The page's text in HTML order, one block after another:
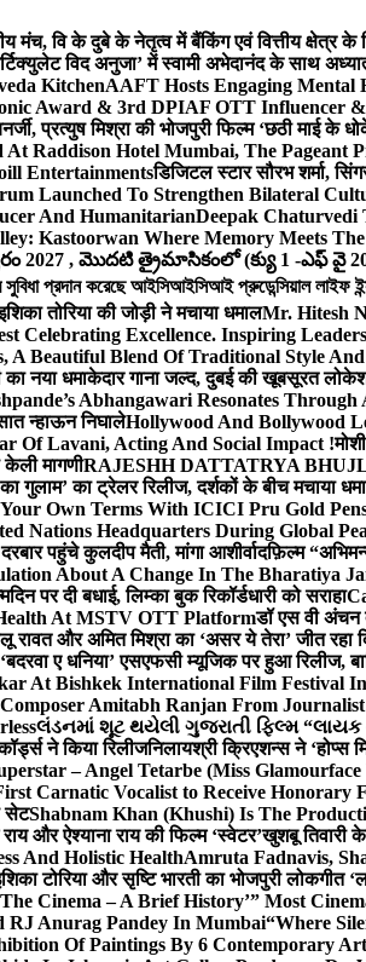
मंच, वि के दुबे के नेतृत्व में बैंकिंग एवं वित्तीय क्षेत्र
विद अनुजा’ में स्वामी अभेदानंद के साथ
KitchenAAFT Hosts Engaging
Award & 3rd DPIAF OTT Influencer
प्रत्युष मिश्रा की भोजपुरी फिल्म ‘छठी माई के
Raddison Hotel Mumbai, The Pageant
Entertainmentsडिजिटल स्टार सौरभ शर्मा,
Launched To Strengthen Bilateral
And HumanitarianDeepak Chaturvedi
Kastoorwan Where Memory Meets
2027 , మొదటి త్రైమాసికంలో (క్యు 1 -ఎఫ్ వై
প্রদান করেছে আইসিআইসিআই প্রুডেন্সিয়াল লাইফ
तोरिया की जोड़ी ने मचाया धमालMr. Hitesh
Celebrating Excellence. Inspiring
A Beautiful Blend Of Traditional Style
का नया धमाकेदार गाना जल्द, दुबई की खूबसूरत
Abhangawari Resonates
न्हाऊन निघालेHollywood And Bollywood
Of Lavani, Acting And Social Impact !
मागणीRAJESHH DATTATRYA
गुलाम’ का ट्रेलर रिलीज, दर्शकों के बीच मचाया
Own Terms With ICICI Pru Gold
Nations Headquarters During Global
पहुंचे कुलदीप मैती, मांगा आशीर्वादफ़िल्म
About A Change In The Bharatiya
पर दी बधाई, लिम्का बुक रिकॉर्डधारी को सराहा
At MSTV OTT Platformडॉ एस वी अंचन
रावत और अमित मिश्रा का ‘असर ये तेरा’ जीत रहा
‘बदरवा ए धनिया’ एसएफसी म्यूजिक पर हुआ
At Bishkek International Film Festival
Amitabh Ranjan From
લંડનમાં શૂટ થયેલી ગુજરાતી ફિલ્મ
ने किया रिलीजनिलायश्री क्रिएशन्स ने ‘होप्स
– Angel Tetarbe (Miss
Carnatic Vocalist to Receive
सेटShabnam Khan (Khushi) Is The
और ऐश्याना राय की फिल्म ‘स्वेटर’खुशबू तिवारी
And Holistic HealthAmruta Fadnavis,
टोरिया और सृष्टि भारती का भोजपुरी लोकगीत
Cinema – A Brief History’” Most
RJ Anurag Pandey In Mumbai“Where
Of Paintings By 6 Contemporary